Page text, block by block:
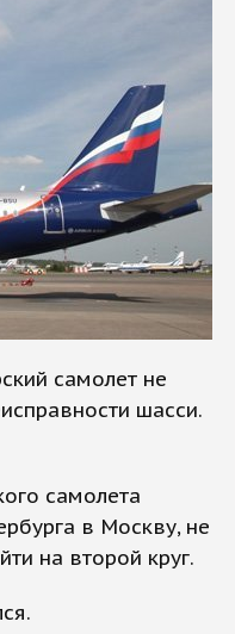
самолет не
шасси.
самолета
в Москву, не
на второй круг.